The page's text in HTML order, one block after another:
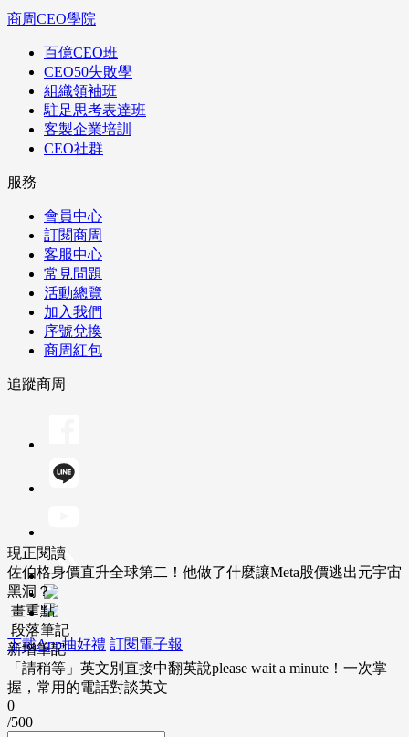
商周CEO學院
百億CEO班
CEO50失敗學
組織領袖班
駐足思考表達班
客製企業培訓
CEO社群
服務
會員中心
訂閱商周
客服中心
常見問題
活動總覽
加入我們
序號兌換
商周紅包
追蹤商周
下載App抽好禮 訂閱電子報
現正閱讀
佐伯格身價直升全球第二！他做了什麼讓Meta股價逃出元宇宙
黑洞？
畫重點
段落筆記
新增筆記
「請稍等」英文別直接中翻英說please wait a minute！一次掌
握，常用的電話對談英文
0
/500